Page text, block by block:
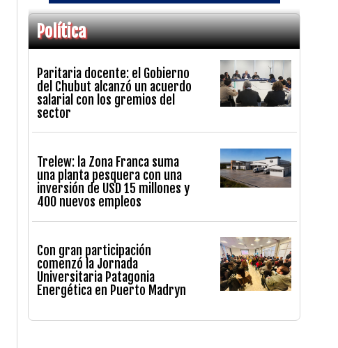
Política
Paritaria docente: el Gobierno
del Chubut alcanzó un acuerdo
salarial con los gremios del
sector
Trelew: la Zona Franca suma
una planta pesquera con una
inversión de USD 15 millones y
400 nuevos empleos
Con gran participación
comenzó la Jornada
Universitaria Patagonia
Energética en Puerto Madryn